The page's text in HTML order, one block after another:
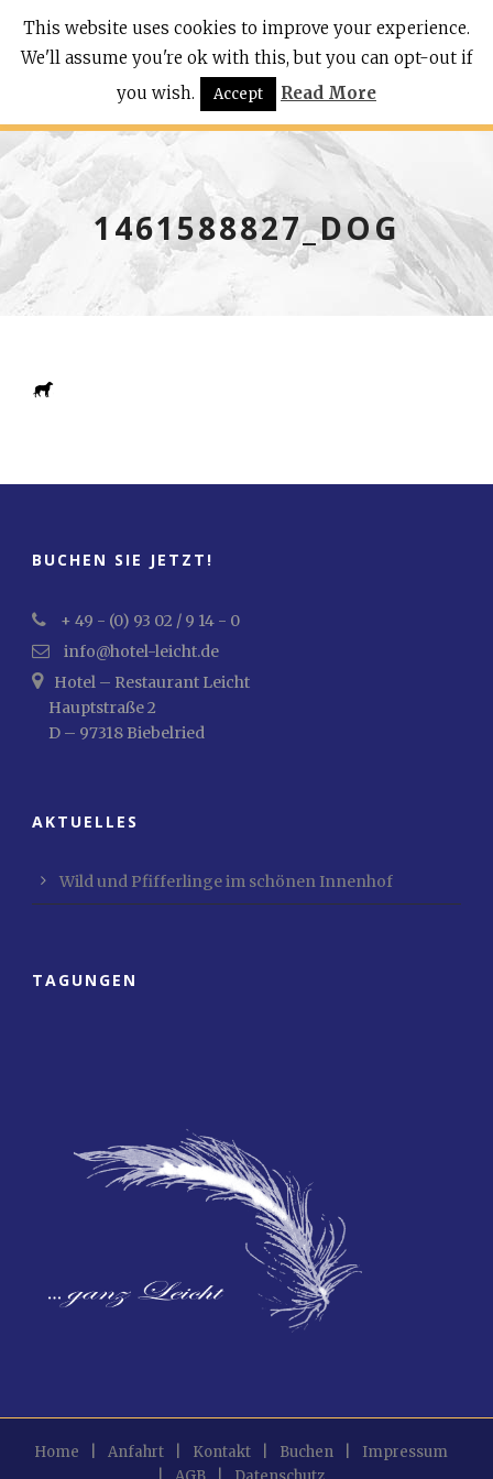
1461588827_DOG
BUCHEN SIE JETZT!
+ 49 - (0) 93 02 / 9 14 - 0
info@hotel-leicht.de
Hotel – Restaurant Leicht
Hauptstraße 2
D – 97318 Biebelried
AKTUELLES
Wild und Pfifferlinge im schönen Innenhof
TAGUNGEN
Home Anfahrt Kontakt Buchen
Impressum
This website uses cookies to improve your experience.
We'll assume you're ok with this, but you can opt-out if
you wish.
Accept Read More